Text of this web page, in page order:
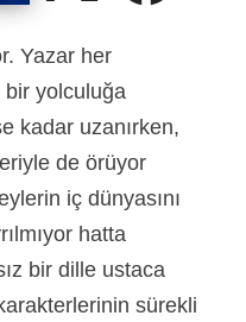
Yazar her
yolculuğa
kadar uzanırken,
de örüyor
iç dünyasını
hatta
bir dille ustaca
sürekli